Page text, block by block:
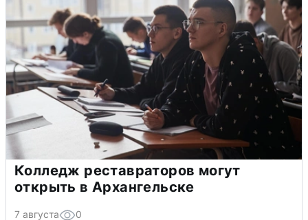
Колледж реставраторов могут
открыть в Архангельске
7 августа 0